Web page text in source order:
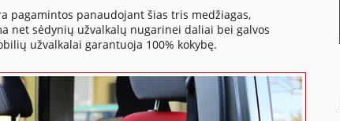
pagamintos panaudojant šias tris medžiagas,
net sėdynių užvalkalų nugarinei daliai bei galvos
užvalkalai garantuoja 100% kokybę.